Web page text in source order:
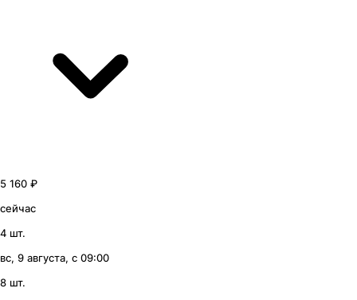
5 160 ₽
сейчас
4 шт.
вс, 9 августа, с 09:00
8 шт.